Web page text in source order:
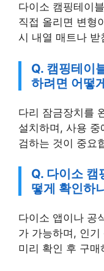
다이소 캠핑테이
직접 올리면 변형
시 내열 매트나 받
Q. 캠핑테이
하려면 어떻
다리 잠금장치를
설치하며, 사용
검하는 것이 중요
Q. 다이소 캠
떻게 확인하
다이소 앱이나 공
가 가능하며, 인기
미리 확인 후 구